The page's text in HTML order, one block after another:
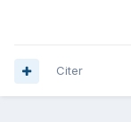
Citer